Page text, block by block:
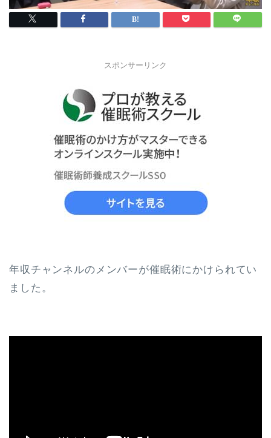
スポンサーリンク
年収チャンネルのメンバーが催眠術にかけられてい
ました。